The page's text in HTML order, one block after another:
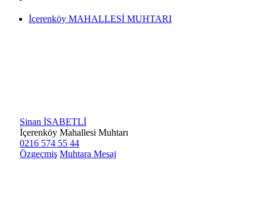
İçerenköy MAHALLESİ MUHTARI
Sinan İSABETLİ
İçerenköy Mahallesi Muhtarı
0216 574 55 44
Özgeçmiş Muhtara Mesaj